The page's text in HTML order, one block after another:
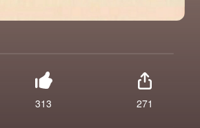
313 271